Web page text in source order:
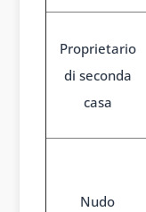
Proprietario
di seconda
casa
Nudo